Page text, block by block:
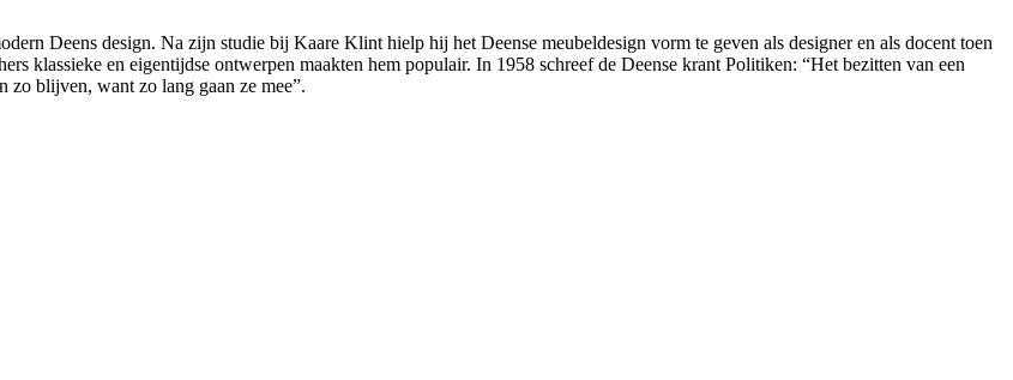
Deens design. Na zijn studie bij Kaare Klint hielp hij het Deense meubeldesign vorm te geven als designer en als docent toen
klassieke en eigentijdse ontwerpen maakten hem populair. In 1958 schreef de Deense krant Politiken: “Het bezitten van een
zo blijven, want zo lang gaan ze mee”.